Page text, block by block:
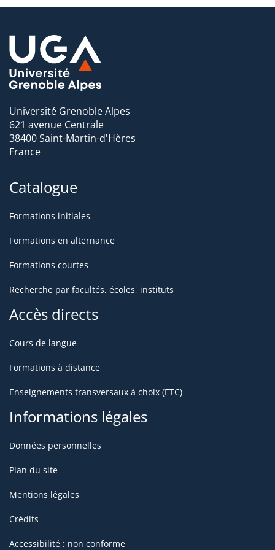
démocratique du Congo, République dominicaine,
Royaume-Uni, Russie, Rwanda, Sénégal, Singapour,
Taïwan, Tchad, Thaïlande, Togo, Tunisie, Turquie,
Ukraine, Vietnam.
Pour plus d'informations, nous vous invitons à consulter
le site duMaster Ingénierie de la santé
Université Grenoble Alpes
621 avenue Centrale
38400 Saint-Martin-d'Hères
France
Catalogue
Formations initiales
Formations en alternance
Formations courtes
Recherche par facultés, écoles, instituts
Accès directs
Cours de langue
Formations à distance
Enseignements transversaux à choix (ETC)
Informations légales
Données personnelles
Plan du site
Mentions légales
Crédits
Accessibilité : non conforme